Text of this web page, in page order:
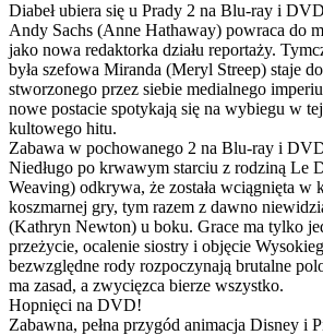
Diabeł ubiera się u Prady 2 na Blu-ray i
Andy Sachs (Anne Hathaway) powraca do
jako nowa redaktorka działu reportaży.
była szefowa Miranda (Meryl Streep) staje
stworzonego przez siebie medialnego
nowe postacie spotykają się na wybiegu w
kultowego hitu.
Zabawa w pochowanego 2 na Blu-ray i
Niedługo po krwawym starciu z rodziną Le
Weaving) odkrywa, że została wciągnięta w
koszmarnej gry, tym razem z dawno
(Kathryn Newton) u boku. Grace ma tylko
przeżycie, ocalenie siostry i objęcie
bezwzględne rody rozpoczynają brutalne
ma zasad, a zwycięzca bierze wszystko.
Hopnięci na DVD!
Zabawna, pełna przygód animacja Disney i